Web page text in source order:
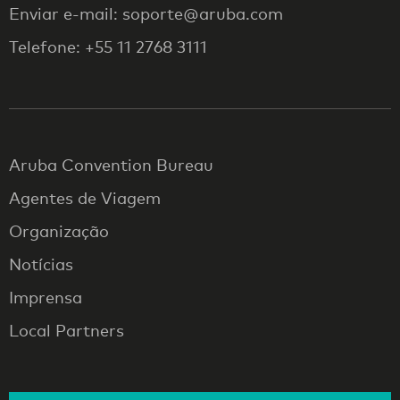
Enviar e-mail: soporte@aruba.com
Telefone: +55 11 2768 3111
Aruba Convention Bureau
Agentes de Viagem
Organização
Notícias
Imprensa
Local Partners